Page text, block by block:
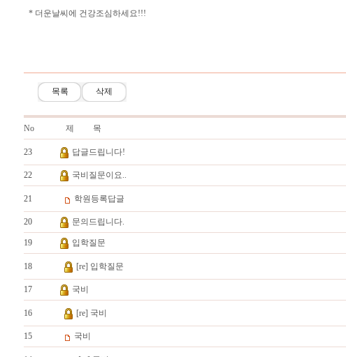
* 더운날씨에 건강조심하세요!!!
목록 삭제
No 제 목
23 답글드립니다!
22 국비질문이요..
21 학원등록답글
20 문의드립니다.
19 입학질문
18 [re] 입학질문
17 국비
16 [re] 국비
15 국비